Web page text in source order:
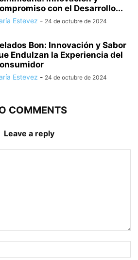
con el Desarrollo...
Estevez - 24 de octubre de 2024
Bon: Innovación y Sabor
Endulzan la Experiencia del
Estevez - 24 de octubre de 2024
COMMENTS
Leave a reply